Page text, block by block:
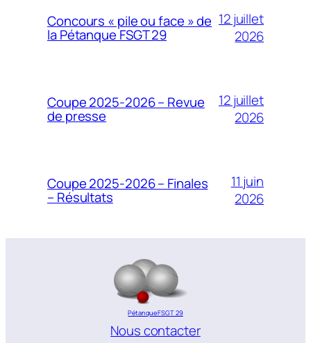
Concours « pile ou face » de
la Pétanque FSGT 29
12 juillet
2026
Coupe 2025-2026 – Revue
de presse
12 juillet
2026
Coupe 2025-2026 – Finales
– Résultats
11 juin
2026
Pétanque FSGT 29
Nous contacter